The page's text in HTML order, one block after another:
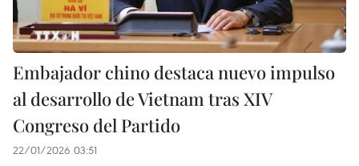
Embajador chino destaca nuevo impulso
al desarrollo de Vietnam tras XIV
Congreso del Partido
22/01/2026 03:51